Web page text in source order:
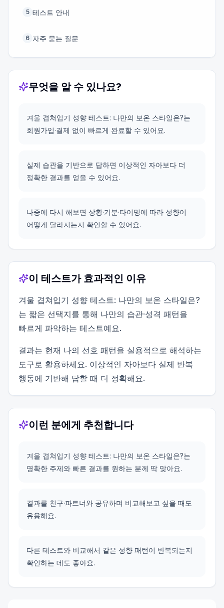
5 테스트 안내
6 자주 묻는 질문
무엇을 알 수 있나요?
겨울 겹쳐입기 성향 테스트: 나만의 보온 스타일은?는
회원가입·결제 없이 빠르게 완료할 수 있어요.
실제 습관을 기반으로 답하면 이상적인 자아보다 더
정확한 결과를 얻을 수 있어요.
나중에 다시 해보면 상황·기분·타이밍에 따라 성향이
어떻게 달라지는지 확인할 수 있어요.
이 테스트가 효과적인 이유
겨울 겹쳐입기 성향 테스트: 나만의 보온 스타일은?
는 짧은 선택지를 통해 나만의 습관·성격 패턴을
빠르게 파악하는 테스트예요.
결과는 현재 나의 선호 패턴을 실용적으로 해석하는
도구로 활용하세요. 이상적인 자아보다 실제 반복
행동에 기반해 답할 때 더 정확해요.
이런 분에게 추천합니다
겨울 겹쳐입기 성향 테스트: 나만의 보온 스타일은?는
명확한 주제와 빠른 결과를 원하는 분께 딱 맞아요.
결과를 친구·파트너와 공유하며 비교해보고 싶을 때도
유용해요.
다른 테스트와 비교해서 같은 성향 패턴이 반복되는지
확인하는 데도 좋아요.